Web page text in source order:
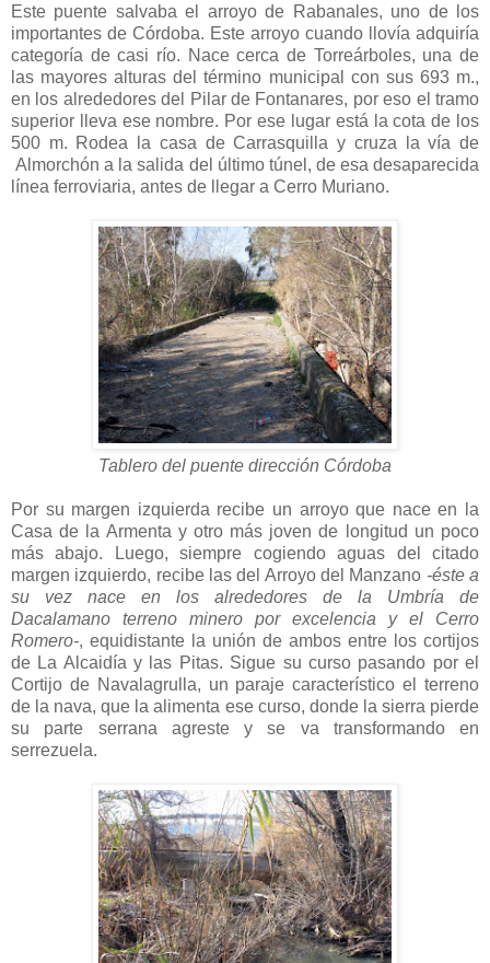
Este puente salvaba el arroyo de Rabanales, uno de los
importantes de Córdoba. Este arroyo cuando llovía adquiría
categoría de casi río. Nace cerca de Torreárboles, una de
las mayores alturas del término municipal con sus 693 m.,
en los alrededores del Pilar de Fontanares, por eso el tramo
superior lleva ese nombre. Por ese lugar está la cota de los
500 m. Rodea la casa de Carrasquilla y cruza la vía de
Almorchón a la salida del último túnel, de esa desaparecida
línea ferroviaria, antes de llegar a Cerro Muriano.
Tablero del puente dirección Córdoba
Por su margen izquierda recibe un arroyo que nace en la
Casa de la Armenta y otro más joven de longitud un poco
más abajo. Luego, siempre cogiendo aguas del citado
margen izquierdo, recibe las del Arroyo del Manzano -éste a
su vez nace en los alrededores de la Umbría de
Dacalamano terreno minero por excelencia y el Cerro
Romero-, equidistante la unión de ambos entre los cortijos
de La Alcaidía y las Pitas. Sigue su curso pasando por el
Cortijo de Navalagrulla, un paraje característico el terreno
de la nava, que la alimenta ese curso, donde la sierra pierde
su parte serrana agreste y se va transformando en
serrezuela.